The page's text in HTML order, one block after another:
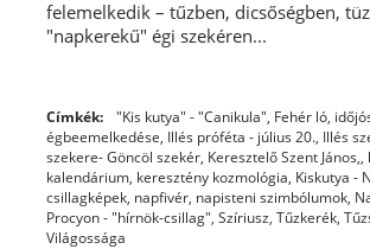
felemelkedik – tűzben, dicsőségben,
"napkerekű" égi szekéren...
Címkék: "Kis kutya" - "Canikula", Fehér ló,
égbeemelkedése, Illés próféta - július 20., Illés
szekere- Göncöl szekér, Keresztelő Szent János,,
kalendárium, keresztény kozmológia, Kiskutya -
csillagképek, napfivér, napisteni szimbólumok,
Procyon - "hírnök-csillag", Szíriusz, Tűzkerék,
Világossága